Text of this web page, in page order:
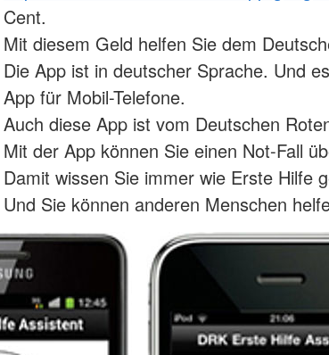
Cent.
Mit diesem Geld helfen Sie dem
Die App ist in deutscher Sprache. Und
App für Mobil-Telefone.
Auch diese App ist vom Deutschen
Mit der App können Sie einen Not-Fall
Damit wissen Sie immer wie Erste Hilfe
Und Sie können anderen Menschen